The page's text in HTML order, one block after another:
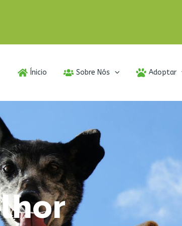
Ínicio Sobre Nós Adoptar